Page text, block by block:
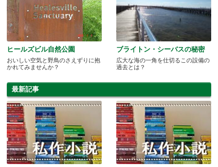
ヒールズビル自然公園
おいしい空気と野鳥のさえずりに抱
かれてみませんか？
ブライトン・シーバスの秘密
広大な海の一角を仕切るこの設備の
過去とは？
最新記事